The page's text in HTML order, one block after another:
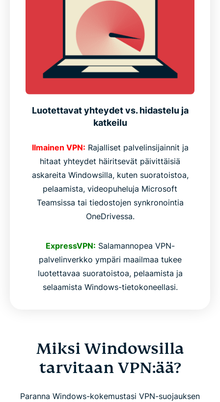
Luotettavat yhteydet vs. hidastelu ja
katkeilu
Ilmainen VPN: Rajalliset palvelinsijainnit ja
hitaat yhteydet häiritsevät päivittäisiä
askareita Windowsilla, kuten suoratoistoa,
pelaamista, videopuheluja Microsoft
Teamsissa tai tiedostojen synkronointia
OneDrivessa.
ExpressVPN: Salamannopea VPN-
palvelinverkko ympäri maailmaa tukee
luotettavaa suoratoistoa, pelaamista ja
selaamista Windows-tietokoneellasi.
Miksi Windowsilla
tarvitaan VPN:ää?
Paranna Windows-kokemustasi VPN-suojauksen